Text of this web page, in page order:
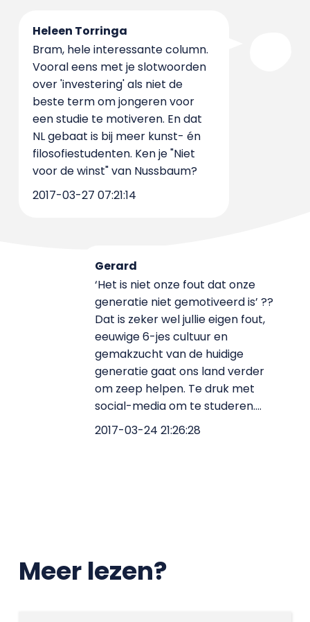
Heleen Torringa
Bram, hele interessante column.
Vooral eens met je slotwoorden
over 'investering' als niet de
beste term om jongeren voor
een studie te motiveren. En dat
NL gebaat is bij meer kunst- én
filosofiestudenten. Ken je "Niet
voor de winst" van Nussbaum?
2017-03-27 07:21:14
Gerard
‘Het is niet onze fout dat onze
generatie niet gemotiveerd is’ ??
Dat is zeker wel jullie eigen fout,
eeuwige 6-jes cultuur en
gemakzucht van de huidige
generatie gaat ons land verder
om zeep helpen. Te druk met
social-media om te studeren....
2017-03-24 21:26:28
Meer lezen?